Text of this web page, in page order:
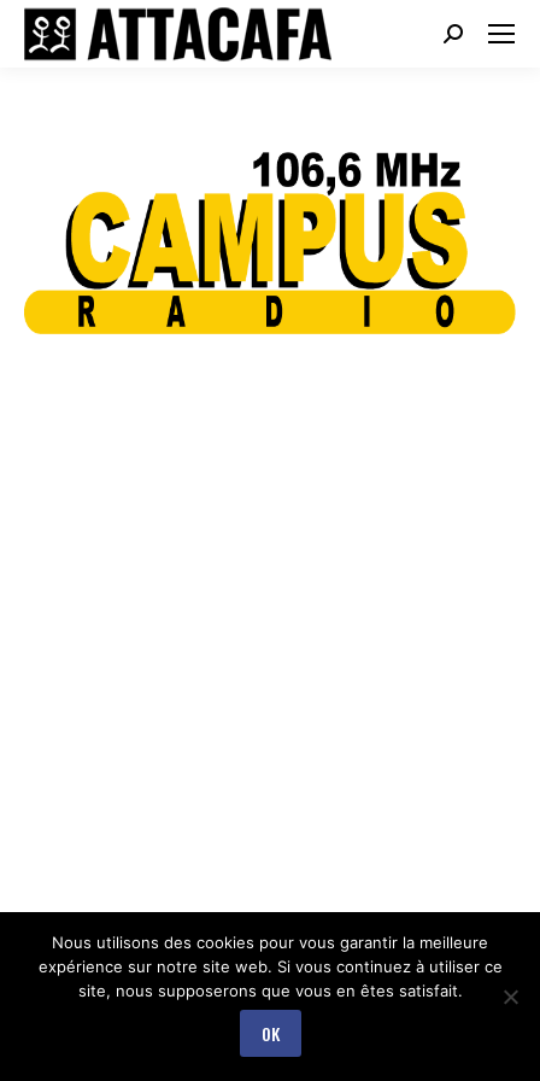
Search:
Nous utilisons des cookies pour vous garantir la meilleure
expérience sur notre site web. Si vous continuez à utiliser ce
site, nous supposerons que vous en êtes satisfait.
OK